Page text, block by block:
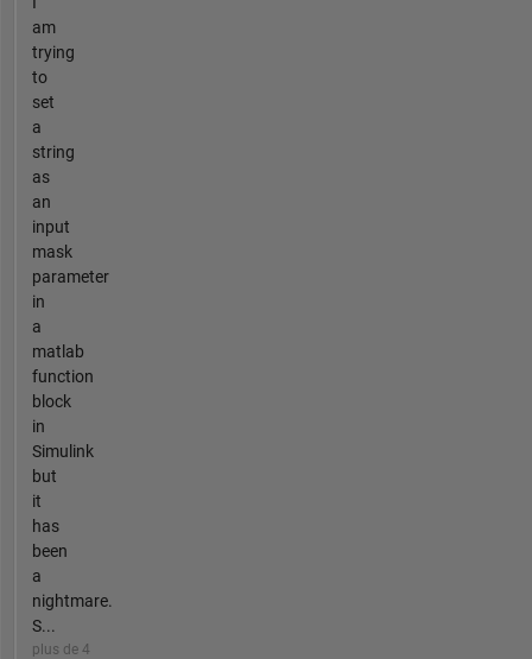
am
trying
to
set
a
string
as
an
input
mask
parameter
in
a
matlab
function
block
in
Simulink
but
it
has
been
a
nightmare.
S...
plus de 4